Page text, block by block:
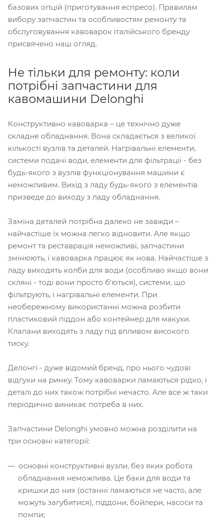
базових опцій (приготування еспресо). Правилам
вибору запчастин та особливостям ремонту та
обслуговування кавоварок італійського бренду
присвячено наш огляд.
Не тільки для ремонту: коли
потрібні запчастини для
кавомашини Delonghi
Конструктивно кавоварка – це технічно дуже
складне обладнання. Вона складається з великої
кількості вузлів та деталей. Нагрівальні елементи,
системи подачі води, елементи для фільтрації - без
будь-якого з вузлів функціонування машини є
неможливим. Вихід з ладу будь-якого з елементів
призведе до виходу з ладу обладнання.
Заміна деталей потрібна далеко не завжди –
найчастіше їх можна легко відновити. Але якщо
ремонт та реставрація неможливі, запчастини
змінюють, і кавоварка працює як нова. Найчастіше з
ладу виходять колби для води (особливо якщо вони
скляні - тоді вони просто б'ються), системи, що
фільтрують, і нагрівальні елементи. При
необережному використанні можна розбити
пластиковий піддон або контейнер для макухи.
Клапани виходять з ладу під впливом високого
тиску.
Делонгі - дуже відомий бренд, про нього чудові
відгуки на ринку. Тому кавоварки ламаються рідко, і
деталі до них також потрібні нечасто. Але все ж таки
періодично виникає потреба в них.
Запчастини Delonghi умовно можна розділити на
три основні категорії:
основні конструктивні вузли, без яких робота
обладнання неможлива. Це баки для води та
кришки до них (останні ламаються не часто, але
можуть загубитися), піддони, бойлери, насоси та
помпи;